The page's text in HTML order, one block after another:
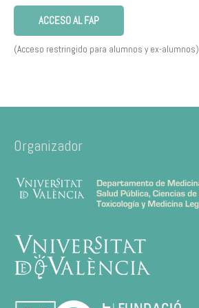
ACCESO AL FAP
(Acceso restringido para alumnos y ex-alumnos)
Organizador